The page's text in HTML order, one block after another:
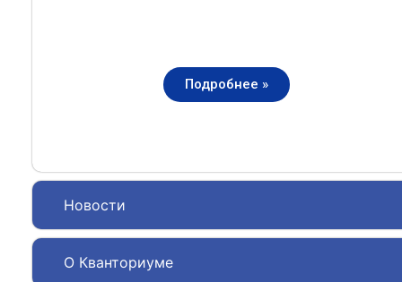
Новости
О Кванториуме
Подробнее »